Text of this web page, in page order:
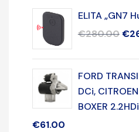
ELITA „GN7
€280.00 €
FORD
DCi,
BOXER
€61.00